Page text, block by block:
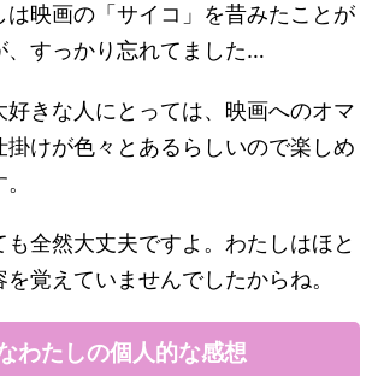
は映画の「サイコ」を昔みたことが
、すっかり忘れてました…
好きな人にとっては、映画へのオマ
掛けが色々とあるらしいので楽しめ
も全然大丈夫ですよ。わたしはほと
覚えていませんでしたからね。
わたしの個人的な感想